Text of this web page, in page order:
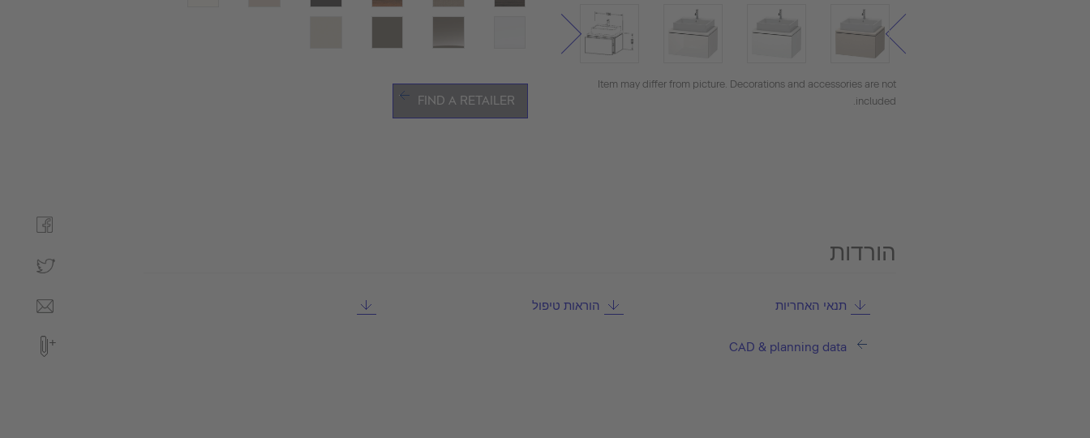
Item may differ from picture. Decorations and accessories are not
included.
FIND A RETAILER
הורדות
תנאי האחריות הוראות טיפול
CAD & planning data